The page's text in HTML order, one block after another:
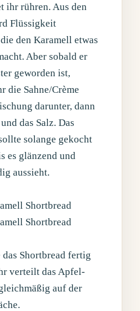
ihr rühren. Aus den
Flüssigkeit
den Karamell etwas
Aber sobald er
geworden ist,
die Sahne/Crème
darunter, dann
das Salz. Das
solange gekocht
es glänzend und
aussieht.
Shortbread
Shortbread
Shortbread fertig
verteilt das Apfel-
auf der